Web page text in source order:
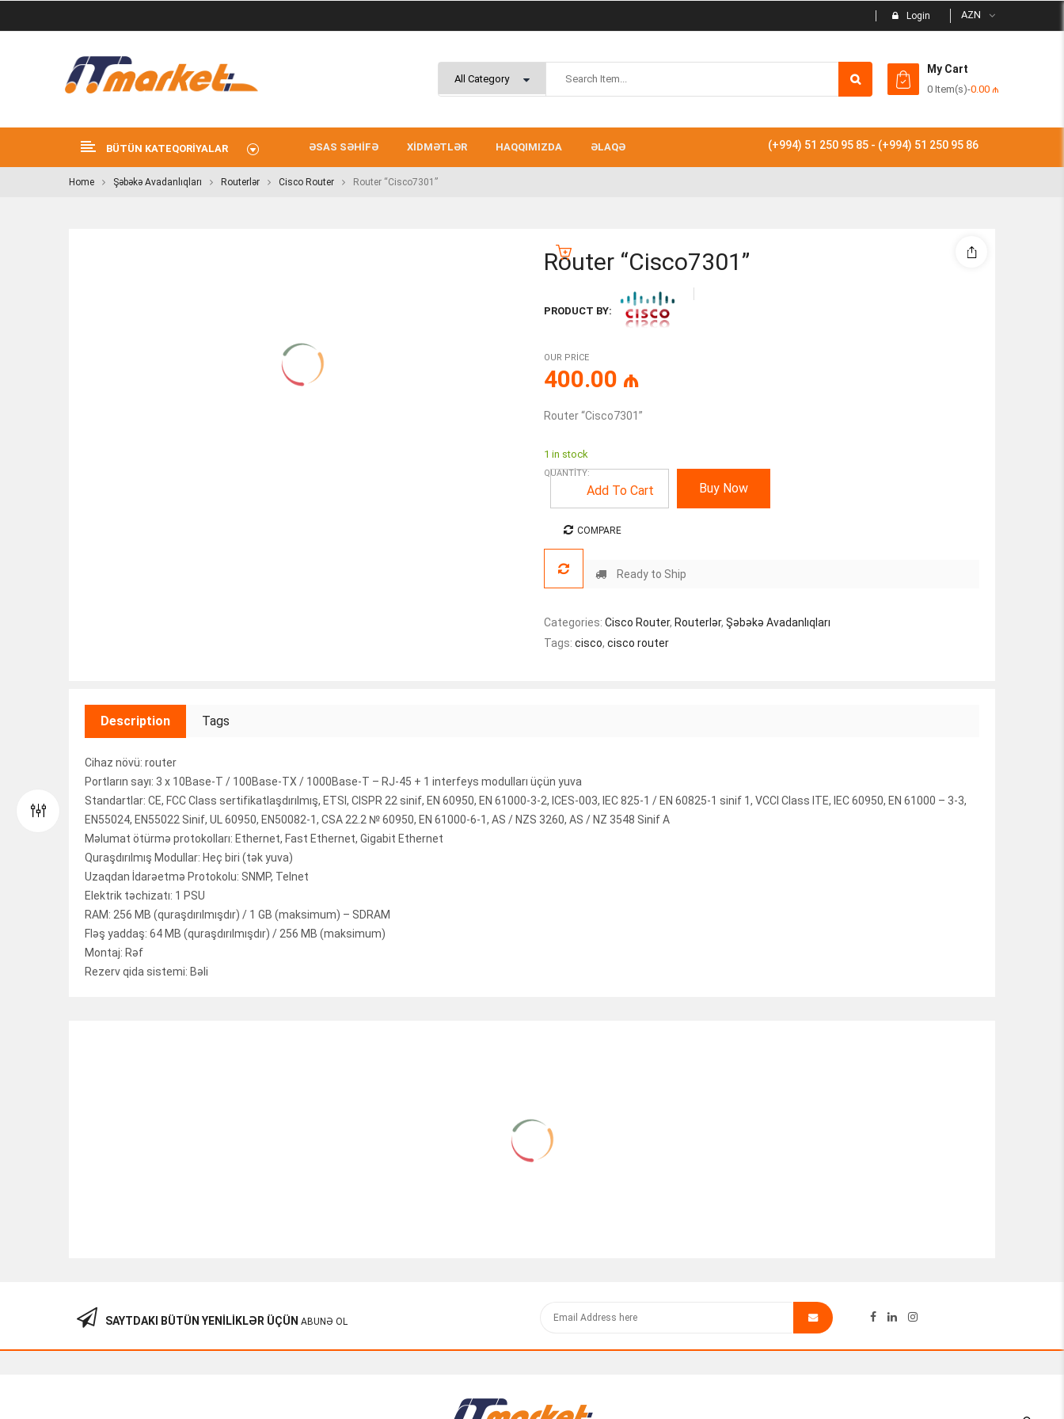
Login AZN
My Cart
0 Item(s)-0.00 ₼
BÜTÜN KATEQORIYALAR ƏSAS SƏHIFƏ XIDMƏTLƏR HAQQIMIZDA ƏLAQƏ (+994) 51 250 95 85 - (+994) 51 250 95 86
Home Şəbəkə Avadanlıqları Routerlər Cisco Router Router “Cisco7301”
Router “Cisco7301”
PRODUCT BY:
OUR PRICE
400.00 ₼
Router “Cisco7301”
1 in stock
QUANTITY:
Add To Cart Buy Now
COMPARE
Ready to Ship
Categories: Cisco Router, Routerlər, Şəbəkə Avadanlıqları
Tags: cisco, cisco router
Description Tags
Cihaz növü: router
Portların sayı: 3 x 10Base-T / 100Base-TX / 1000Base-T – RJ-45 + 1 interfeys modulları üçün yuva
Standartlar: CE, FCC Class sertifikatlaşdırılmış, ETSI, CISPR 22 sinif, EN 60950, EN 61000-3-2, ICES-003, IEC 825-1 / EN 60825-1 sinif 1, VCCI Class ITE, IEC 60950, EN 61000 – 3-3,
EN55024, EN55022 Sinif, UL 60950, EN50082-1, CSA 22.2 № 60950, EN 61000-6-1, AS / NZS 3260, AS / NZ 3548 Sinif A
Məlumat ötürmə protokolları: Ethernet, Fast Ethernet, Gigabit Ethernet
Quraşdırılmış Modullar: Heç biri (tək yuva)
Uzaqdan İdarəetmə Protokolu: SNMP, Telnet
Elektrik təchizatı: 1 PSU
RAM: 256 MB (quraşdırılmışdır) / 1 GB (maksimum) – SDRAM
Fləş yaddaş: 64 MB (quraşdırılmışdır) / 256 MB (maksimum)
Montaj: Rəf
Rezerv qida sistemi: Bəli
Cisco VoIP CP-7945G
SAYTDAKI BÜTÜN YENILIKLƏR ÜÇÜN ABUNƏ OL